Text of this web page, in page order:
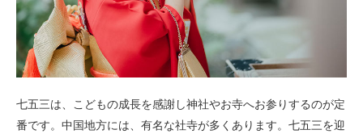
七五三は、こどもの成長を感謝し神社やお寺へお参りするのが定
番です。中国地方には、有名な社寺が多くあります。七五三を迎